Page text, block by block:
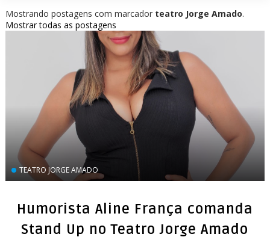
Mostrando postagens com marcador teatro Jorge Amado.
Mostrar todas as postagens
TEATRO JORGE AMADO
Humorista Aline França comanda
Stand Up no Teatro Jorge Amado